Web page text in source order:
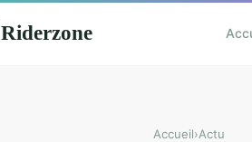
Riderzone
Accueil›Actu